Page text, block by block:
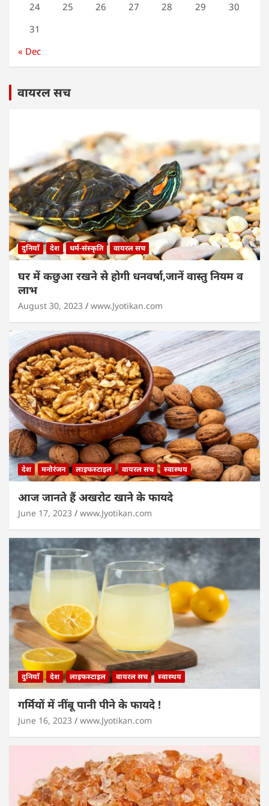
24 25 26 27 28 29
30
31
« Dec
वायरल सच
दुनियाँ देश धर्म-संस्कृति वायरल सच
घर में कछुआ रखने से होगी धनवर्षा,जानें वास्तु नियम व
लाभ
August 30, 2023 www.Jyotikan.com
देश मनोरंजन लाइफस्टाइल वायरल सच स्वास्थय
आज जानते हैं अखरोट खाने के फायदे
June 17, 2023 www.Jyotikan.com
दुनियाँ देश लाइफस्टाइल वायरल सच स्वास्थय
गर्मियों में नींबू पानी पीने के फायदे !
June 16, 2023 www.Jyotikan.com